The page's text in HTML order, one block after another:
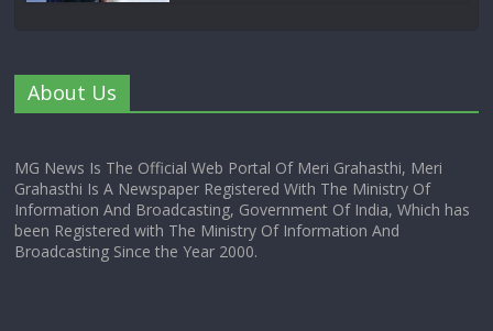
About Us
MG News Is The Official Web Portal Of Meri Grahasthi, Meri
Grahasthi Is A Newspaper Registered With The Ministry Of
Information And Broadcasting, Government Of India, Which has
been Registered with The Ministry Of Information And
Broadcasting Since the Year 2000.